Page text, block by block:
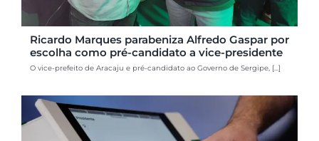
Ricardo Marques parabeniza Alfredo Gaspar por
escolha como pré-candidato a vice-presidente
O vice-prefeito de Aracaju e pré-candidato ao Governo de Sergipe, [...]